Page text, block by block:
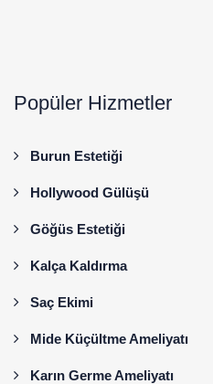
Popüler Hizmetler
Burun Estetiği
Hollywood Gülüşü
Göğüs Estetiği
Kalça Kaldırma
Saç Ekimi
Mide Küçültme Ameliyatı
Karın Germe Ameliyatı